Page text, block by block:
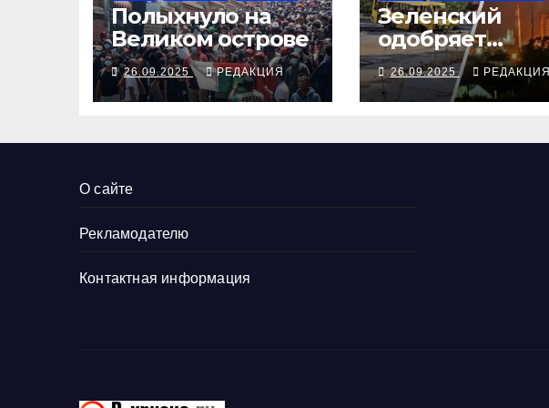
Полыхнуло на
Великом острове
26.09.2025 РЕДАКЦИЯ
Зеленский
одобряет
выступления
Трампа, ВСУ
закрыли
26.09.2025 РЕДАКЦИЯ
О сайте
Рекламодателю
Контактная информация